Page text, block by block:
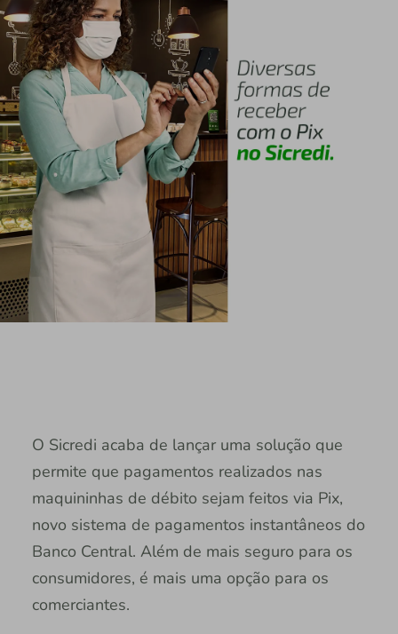
O Sicredi acaba de lançar uma solução que
permite que pagamentos realizados nas
maquininhas de débito sejam feitos via Pix,
novo sistema de pagamentos instantâneos do
Banco Central. Além de mais seguro para os
consumidores, é mais uma opção para os
comerciantes.